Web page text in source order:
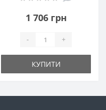
1 706 грн
- +
КУПИТИ